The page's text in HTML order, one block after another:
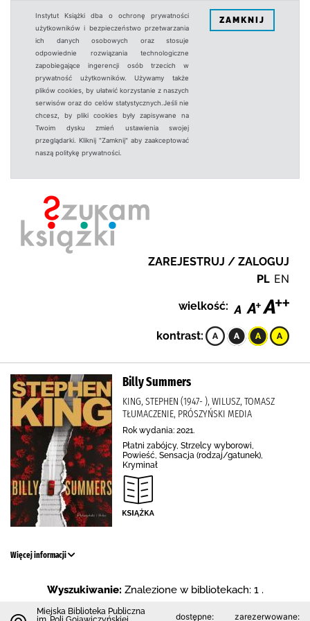
Instytut Książki dba o ochronę prywatności
użytkowników i bezpieczeństwo przetwarzania
ich danych osobowych oraz stosuje
odpowiednie rozwiązania technologiczne
zapobiegające ingerencji osób trzecich w
prywatność użytkowników. Używamy także
plików cookies, by ułatwić korzystanie z naszych
serwisów oraz do celów statystycznych.Jeśli nie
chcesz, by pliki cookies były zapisywane na
Twoim dysku zmień ustawienia swojej
przeglądarki. Kliknij "Zamknij" aby zaakceptować
naszą politykę prywatności.
ZAMKNIJ
ZAREJESTRUJ / ZALOGUJ
PL EN
wielkość:
kontrast:
Billy Summers
KING, STEPHEN (1947- ), WILUSZ, TOMASZ
TŁUMACZENIE, PRÓSZYŃSKI MEDIA
Rok wydania: 2021.
Płatni zabójcy, Strzelcy wyborowi,
Powieść, Sensacja (rodzaj/gatunek),
Kryminał
Więcej informacji
Wyszukiwanie: Znalezione w bibliotekach: 1 .
Miejska Biblioteka Publiczna
dostępne: zarezerwowane: